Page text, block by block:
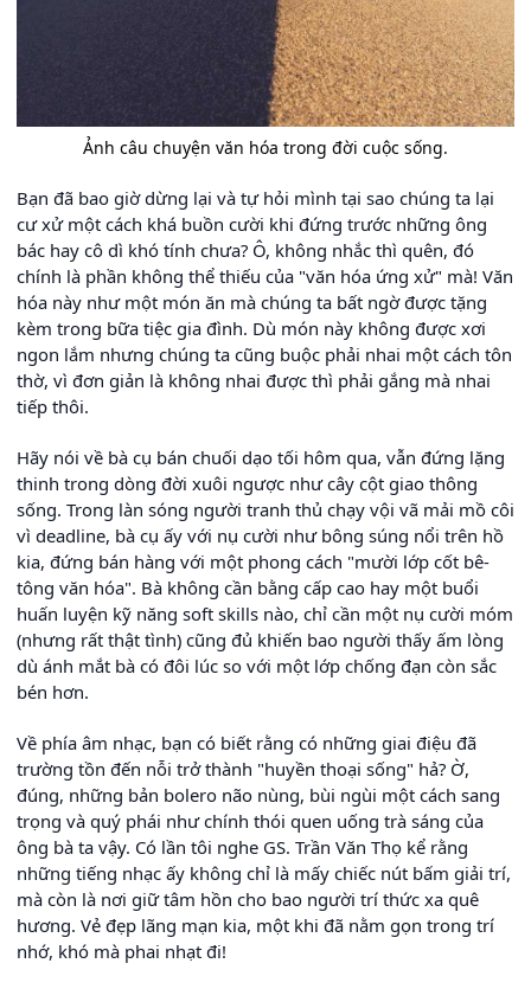
Ảnh câu chuyện văn hóa trong đời cuộc sống.
Bạn đã bao giờ dừng lại và tự hỏi mình tại sao chúng ta lại
cư xử một cách khá buồn cười khi đứng trước những ông
bác hay cô dì khó tính chưa? Ô, không nhắc thì quên, đó
chính là phần không thể thiếu của "văn hóa ứng xử" mà! Văn
hóa này như một món ăn mà chúng ta bất ngờ được tặng
kèm trong bữa tiệc gia đình. Dù món này không được xơi
ngon lắm nhưng chúng ta cũng buộc phải nhai một cách tôn
thờ, vì đơn giản là không nhai được thì phải gắng mà nhai
tiếp thôi.
Hãy nói về bà cụ bán chuối dạo tối hôm qua, vẫn đứng lặng
thinh trong dòng đời xuôi ngược như cây cột giao thông
sống. Trong làn sóng người tranh thủ chạy vội vã mải mồ côi
vì deadline, bà cụ ấy với nụ cười như bông súng nổi trên hồ
kia, đứng bán hàng với một phong cách "mười lớp cốt bê-
tông văn hóa". Bà không cần bằng cấp cao hay một buổi
huấn luyện kỹ năng soft skills nào, chỉ cần một nụ cười móm
(nhưng rất thật tình) cũng đủ khiến bao người thấy ấm lòng
dù ánh mắt bà có đôi lúc so với một lớp chống đạn còn sắc
bén hơn.
Về phía âm nhạc, bạn có biết rằng có những giai điệu đã
trường tồn đến nỗi trở thành "huyền thoại sống" hả? Ờ,
đúng, những bản bolero não nùng, bùi ngùi một cách sang
trọng và quý phái như chính thói quen uống trà sáng của
ông bà ta vậy. Có lần tôi nghe GS. Trần Văn Thọ kể rằng
những tiếng nhạc ấy không chỉ là mấy chiếc nút bấm giải trí,
mà còn là nơi giữ tâm hồn cho bao người trí thức xa quê
hương. Vẻ đẹp lãng mạn kia, một khi đã nằm gọn trong trí
nhớ, khó mà phai nhạt đi!